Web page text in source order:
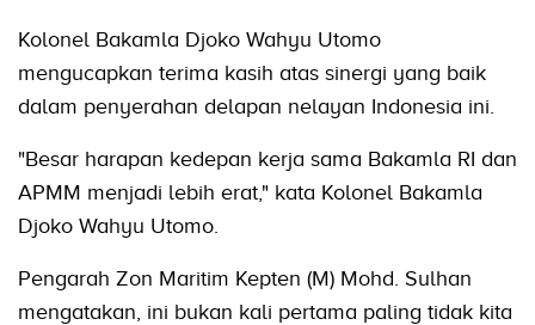
Kolonel Bakamla Djoko Wahyu Utomo
mengucapkan terima kasih atas sinergi yang baik
dalam penyerahan delapan nelayan Indonesia ini.
"Besar harapan kedepan kerja sama Bakamla RI dan
APMM menjadi lebih erat," kata Kolonel Bakamla
Djoko Wahyu Utomo.
Pengarah Zon Maritim Kepten (M) Mohd. Sulhan
mengatakan, ini bukan kali pertama paling tidak kita